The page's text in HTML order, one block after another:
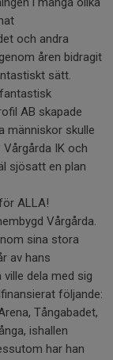
och andra
åren bidragit
sätt.
AB skapade
människor skulle
IK och
sjösatt en plan
ALLA!
Vårgårda.
sina stora
av hans
dela med sig
följande:
Tångabadet,
ishallen
har han